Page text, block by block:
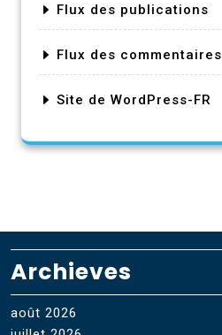
Flux des publications
Flux des commentaires
Site de WordPress-FR
Archieves
août 2026